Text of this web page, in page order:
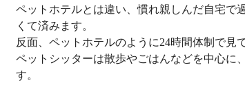
ペットホテルとは違い、慣れ親しんだ自宅で
くて済みます。
反面、ペットホテルのように24時間体制で見
ペットシッターは散歩やごはんなどを中心に
す。